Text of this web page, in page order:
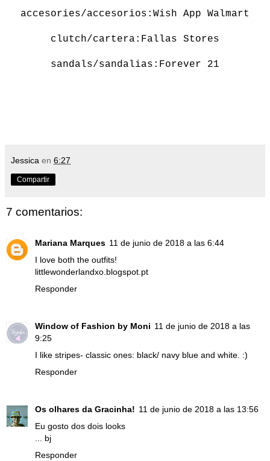
accesories/accesorios:Wish App Walmart
clutch/cartera:Fallas Stores
sandals/sandalias:Forever 21
Jessica en 6:27
Compartir
7 comentarios:
Mariana Marques 11 de junio de 2018 a las 6:44
I love both the outfits!
littlewonderlandxo.blogspot.pt
Responder
Window of Fashion by Moni 11 de junio de 2018 a las
9:25
I like stripes- classic ones: black/ navy blue and white. :)
Responder
Os olhares da Gracinha! 11 de junio de 2018 a las 13:56
Eu gosto dos dois looks
... bj
Responder